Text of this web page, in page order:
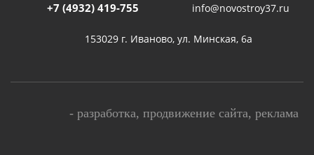
+7 (4932) 419-755 info@novostroy37.ru
153029 г. Иваново, ул. Минская, 6а
- разработка, продвижение сайта, реклама